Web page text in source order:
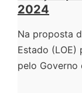
2024
Na proposta
Estado (LOE)
pelo Governo